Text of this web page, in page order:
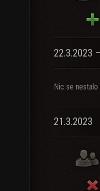
22.3.2023
Nic se nestalo
21.3.2023